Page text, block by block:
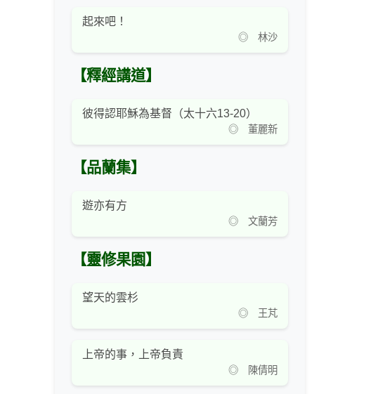
起來吧！
◎ 林沙
【釋經講道】
彼得認耶穌為基督（太十六13-20）
◎ 董麗新
【品蘭集】
遊亦有方
◎ 文蘭芳
【靈修果園】
望天的雲杉
◎ 王芃
上帝的事，上帝負責
◎ 陳倩明